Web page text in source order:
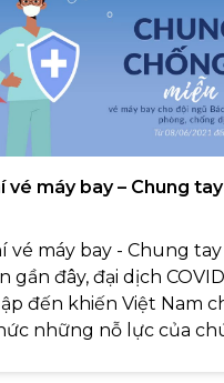
vé máy bay – Chung
vé máy bay - Chung tay
gần đây, đại dịch
ập đến khiến Việt Nam
những nỗ lực của